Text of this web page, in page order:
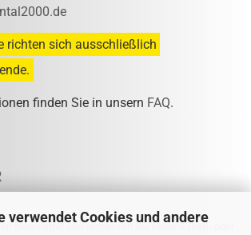
verwendet Cookies und andere
richten sich ausschließlich
finden Sie in unsern FAQ.
Newsletter und verpassen Sie keine Rabatt- oder